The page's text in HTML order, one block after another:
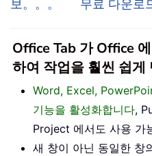
보。。。
무료 다운로
Office Tab 가 Office
하여 작업을 훨씬 쉽게
Word, Excel,
기능을 활성화합니다,
Project 에서도 사용 가
새 창이 아닌 동일한 창